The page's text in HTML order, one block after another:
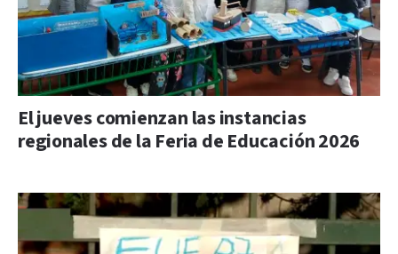
El jueves comienzan las instancias
regionales de la Feria de Educación 2026